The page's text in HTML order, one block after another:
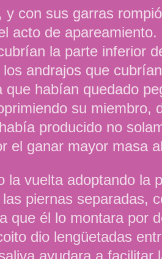
y con sus garras
acto de
la parte inferior
andrajos que
que habían quedado
su miembro,
producido no
el ganar mayor masa
la vuelta adoptando la
piernas separadas,
que él lo montara por
dio lengüetadas